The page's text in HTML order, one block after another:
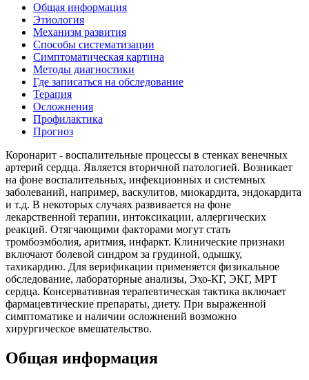
Общая информация
Этиология
Механизм развития
Способы систематизации
Симптоматическая картина
Методы диагностики
Где записаться на обследование
Терапия
Осложнения
Профилактика
Прогноз
Коронарит - воспалительные процессы в стенках венечных
артерий сердца. Является вторичной патологией. Возникает
на фоне воспалительных, инфекционных и системных
заболеваний, например, васкулитов, миокардита, эндокардита
и т.д. В некоторых случаях развивается на фоне
лекарственной терапии, интоксикации, аллергических
реакций. Отягчающими факторами могут стать
тромбоэмболия, аритмия, инфаркт. Клинические признаки
включают болевой синдром за грудиной, одышку,
тахикардию. Для верификации применяется физикальное
обследование, лабораторные анализы, Эхо-КГ, ЭКГ, МРТ
сердца. Консервативная терапевтическая тактика включает
фармацевтические препараты, диету. При выраженной
симптоматике и наличии осложнений возможно
хирургическое вмешательство.
Общая информация